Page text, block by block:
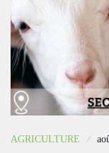
AGRICULTURE